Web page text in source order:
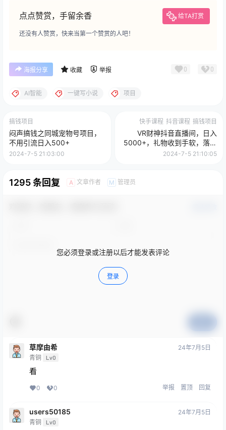
点点赞赏，手留余香 给TA打赏
还没有人赞赏，快来当第一个赞赏的人吧！
海报分享 收藏 举报 0 0
AI智能 一键写小说 项目
搞钱项目
闷声搞钱之同城宠物号项目，
不用引流日入500+
2024-7-5 21:03:00
快手课程 抖音课程 搞钱项目
VR财神抖音直播间，日入
5000+，礼物收到手软，落地
保姆级教程
2024-7-5 21:10:05
1295 条回复 A 文章作者 M 管理员
您必须登录或注册以后才能发表评论
登录
草摩由希
青铜 Lv0
24年7月5日
看
0 0 举报 置顶 回复
users50185
青铜 Lv0
24年7月5日